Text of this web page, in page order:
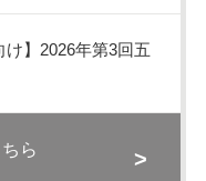
け】2026年第3回五
ら